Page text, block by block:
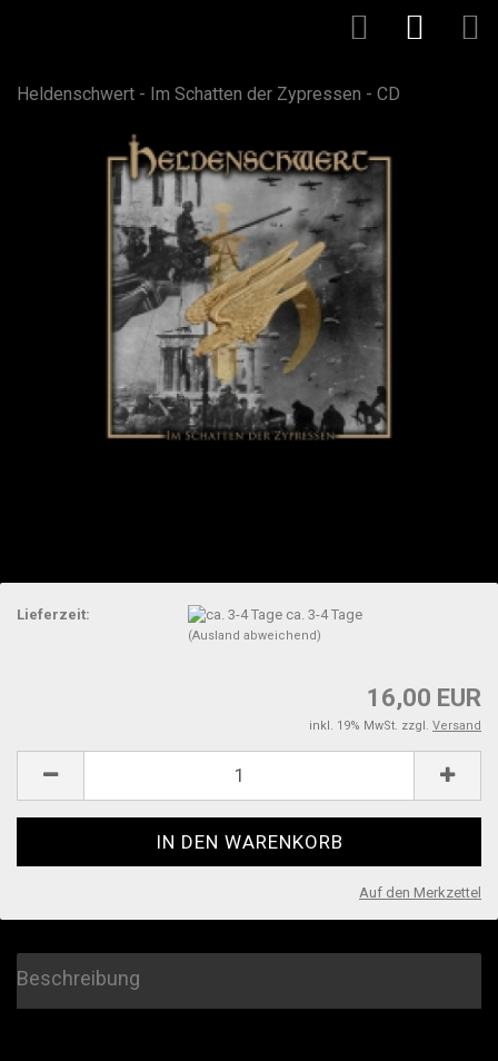
Heldenschwert - Im Schatten der Zypressen - CD
Lieferzeit: ca. 3-4 Tage
(Ausland abweichend)
16,00 EUR
inkl. 19% MwSt. zzgl. Versand
Auf den Merkzettel
Beschreibung